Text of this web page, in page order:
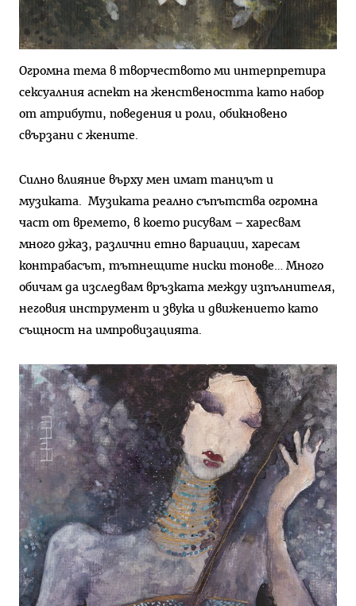
Огромна тема в творчеството ми интерпретира
сексуалния аспект на женствеността като набор
от атрибути, поведения и роли, обикновено
свързани с жените.
Силно влияние върху мен имат танцът и
музиката. Музиката реално съпътства огромна
част от времето, в което рисувам – харесвам
много джаз, различни етно вариации, харесам
контрабасът, тътнещите ниски тонове… Много
обичам да изследвам връзката между изпълнителя,
неговия инструмент и звука и движението като
същност на импровизацията.